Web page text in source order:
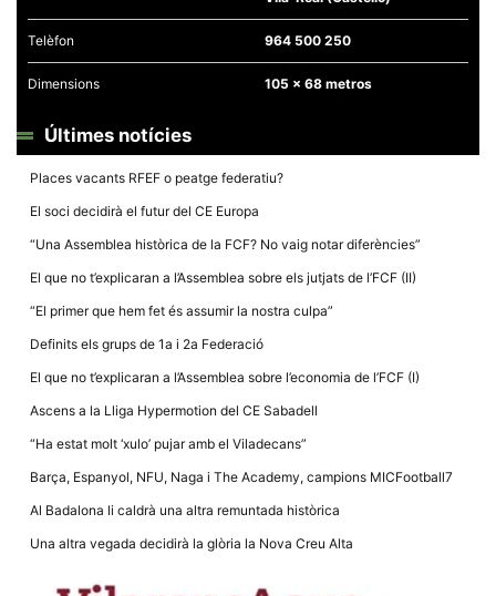
Telèfon 964 500 250
Dimensions 105 x 68 metros
Últimes notícies
Places vacants RFEF o peatge federatiu?
El soci decidirà el futur del CE Europa
“Una Assemblea històrica de la FCF? No vaig notar diferències”
El que no t’explicaran a l’Assemblea sobre els jutjats de l’FCF (II)
“El primer que hem fet és assumir la nostra culpa”
Definits els grups de 1a i 2a Federació
El que no t’explicaran a l’Assemblea sobre l’economia de l’FCF (I)
Ascens a la Lliga Hypermotion del CE Sabadell
“Ha estat molt ‘xulo’ pujar amb el Viladecans”
Barça, Espanyol, NFU, Naga i The Academy, campions MICFootball7
Al Badalona li caldrà una altra remuntada històrica
Una altra vegada decidirà la glòria la Nova Creu Alta